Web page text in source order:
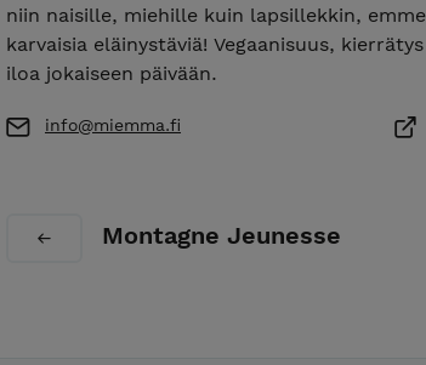
niin naisille, miehille kuin lapsillekkin,
karvaisia eläinystäviä! Vegaanisuus,
iloa jokaiseen päivään.
info@miemma.fi
Montagne Jeunesse